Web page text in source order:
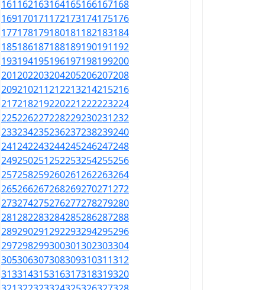
161162163164165166167168
169170171172173174175176
177178179180181182183184
185186187188189190191192
193194195196197198199200
201202203204205206207208
209210211212213214215216
217218219220221222223224
225226227228229230231232
233234235236237238239240
241242243244245246247248
249250251252253254255256
257258259260261262263264
265266267268269270271272
273274275276277278279280
281282283284285286287288
289290291292293294295296
297298299300301302303304
305306307308309310311312
313314315316317318319320